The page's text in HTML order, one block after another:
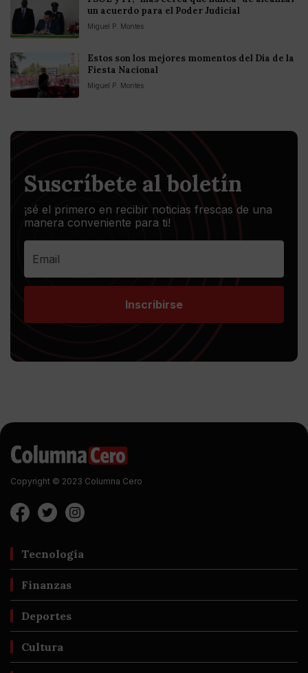
un acuerdo para el Poder Judicial
Miguel P. Montes
Estos son los mejores momentos del Día de la
Fiesta Nacional
Miguel P. Montes
Suscríbete al boletín
¡sé el primero en recibir noticias frescas de una
manera conveniente para ti!
Inscribirse
Copyright © 2023 Columna Cero
Tecnología
Finanzas
Deportes
Cultura